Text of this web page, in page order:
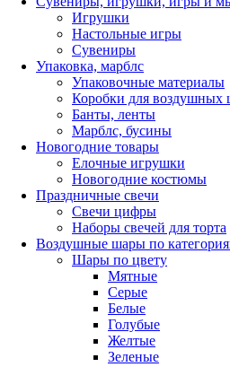
Игрушки
Настольные игры
Сувениры
Упаковка, марблс
Упаковочные материалы
Коробки для воздушных
Банты, ленты
Марблс, бусины
Новогодние товары
Елочные игрушки
Новогодние костюмы
Праздничные свечи
Свечи цифры
Наборы свечей для торта
Воздушные шары по
Шары по цвету
Мятные
Серые
Белые
Голубые
Желтые
Зеленые